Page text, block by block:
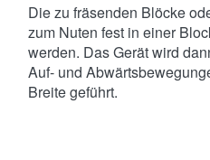
Die zu fräsenden Blöcke
zum Nuten fest in einer
werden. Das Gerät wird
Auf- und
Breite geführt.